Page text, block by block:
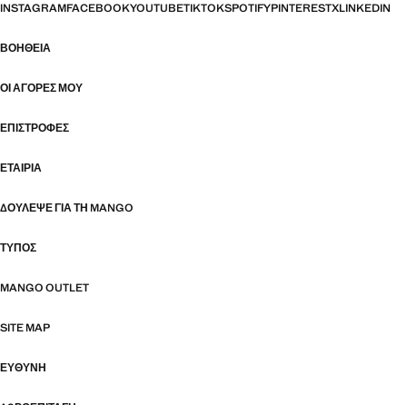
INSTAGRAMFACEBOOKYOUTUBETIKTOKSPOTIFYPINTERESTXLINKEDIN
ΒΟΉΘΕΙΑ
ΟΙ ΑΓΟΡΈΣ ΜΟΥ
ΕΠΙΣΤΡΟΦΈΣ
ΕΤΑΙΡΊΑ
ΔΟΎΛΕΨΕ ΓΙΑ ΤΗ MANGO
ΤΎΠΟΣ
MANGO OUTLET
SITE MAP
ΕΥΘΥΝΗ